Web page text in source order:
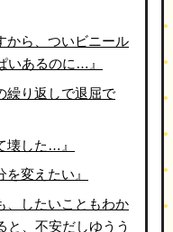
から、ついビニール
いあるのに…』
繰り返しで退屈で
壊した…』
変えたい』
、したいこともわか
と、不安だしゆうう